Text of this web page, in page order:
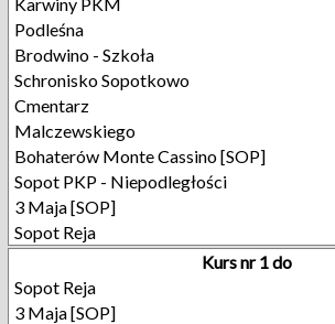
Podleśna
Brodwino - Szkoła
Schronisko Sopotkowo
Cmentarz
Malczewskiego
Bohaterów Monte Cassino [SOP]
Sopot PKP - Niepodległości
3 Maja [SOP]
Sopot Reja
Kurs nr 1 do
Sopot Reja
3 Maja [SOP]